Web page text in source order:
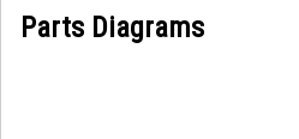
Parts Diagrams